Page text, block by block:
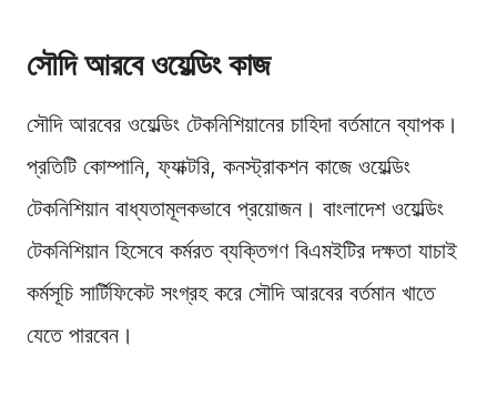
সৌদি আরবে ওয়েল্ডিং কাজ
সৌদি আরবের ওয়েল্ডিং টেকনিশিয়ানের চাহিদা বর্তমানে ব্যাপক।
প্রতিটি কোম্পানি, ফ্যাক্টরি, কনস্ট্রাকশন কাজে ওয়েল্ডিং
টেকনিশিয়ান বাধ্যতামূলকভাবে প্রয়োজন। বাংলাদেশ ওয়েল্ডিং
টেকনিশিয়ান হিসেবে কর্মরত ব্যক্তিগণ বিএমইটির দক্ষতা যাচাই
কর্মসূচি সার্টিফিকেট সংগ্রহ করে সৌদি আরবের বর্তমান খাতে
যেতে পারবেন।